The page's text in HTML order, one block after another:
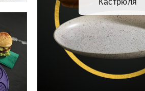
Кастрюля